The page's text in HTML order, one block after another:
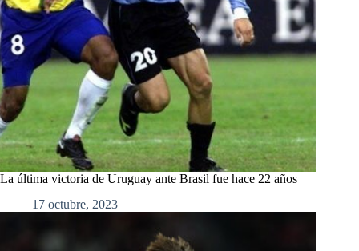
La última victoria de Uruguay ante Brasil fue hace 22 años
17 octubre, 2023